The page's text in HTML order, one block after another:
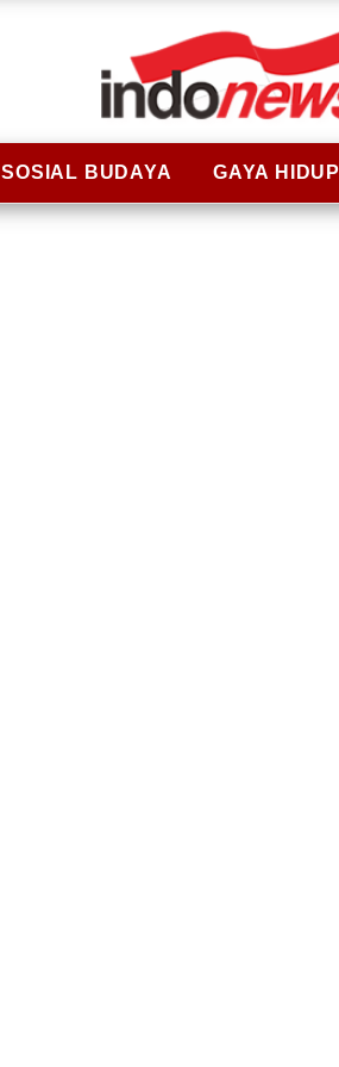
SOSIAL BUDAYA GAYA HIDUP